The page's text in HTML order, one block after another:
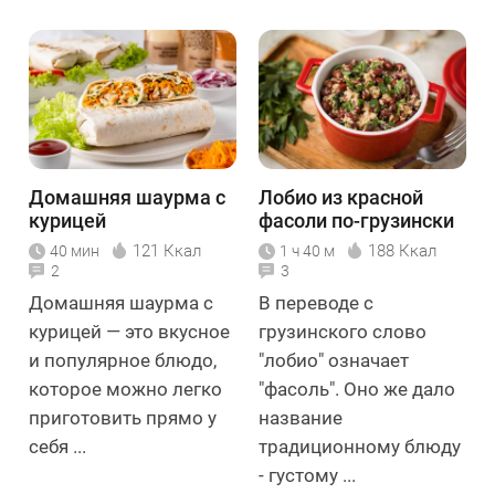
Домашняя шаурма с
курицей
40 мин 121 Ккал
2
Домашняя шаурма с
курицей — это вкусное
и популярное блюдо,
которое можно легко
приготовить прямо у
себя ...
Лобио из красной
фасоли по-грузински
1 ч 40 м 188 Ккал
3
В переводе с
грузинского слово
"лобио" означает
"фасоль". Оно же дало
название
традиционному блюду
- густому ...